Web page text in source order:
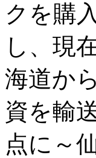
クを購
し、現
海道か
資を輸
点に～